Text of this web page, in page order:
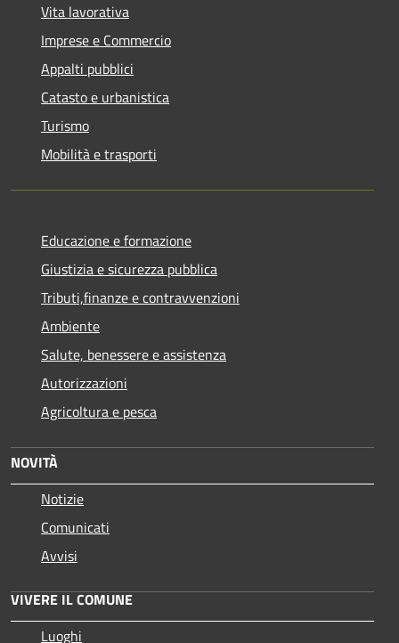
Vita lavorativa
Imprese e Commercio
Appalti pubblici
Catasto e urbanistica
Turismo
Mobilità e trasporti
Educazione e formazione
Giustizia e sicurezza pubblica
Tributi,finanze e contravvenzioni
Ambiente
Salute, benessere e assistenza
Autorizzazioni
Agricoltura e pesca
NOVITÀ
Notizie
Comunicati
Avvisi
VIVERE IL COMUNE
Luoghi